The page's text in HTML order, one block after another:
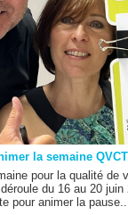
la semaine
pour la qualité de
du 16 au 20
pour animer la